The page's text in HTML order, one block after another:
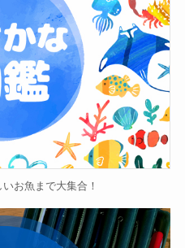
お魚まで大集合！